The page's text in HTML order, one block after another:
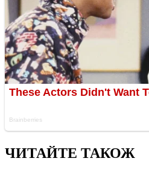
ЧИТАЙТЕ ТАКОЖ